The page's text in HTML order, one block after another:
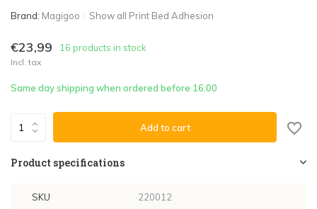
Brand: Magigoo Show all Print Bed Adhesion
€23,99 16 products in stock
Incl. tax
Same day shipping when ordered before 16:00
Add to cart
Product specifications
SKU 220012